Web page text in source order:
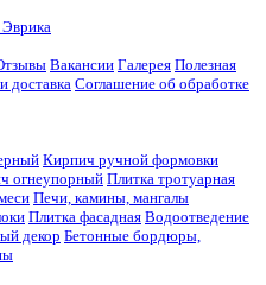
Вакансии Галерея Полезная
доставка Соглашение об обработке
Кирпич ручной формовки
огнеупорный Плитка тротуарная
Печи, камины, мангалы
Плитка фасадная Водоотведение
декор Бетонные бордюры,